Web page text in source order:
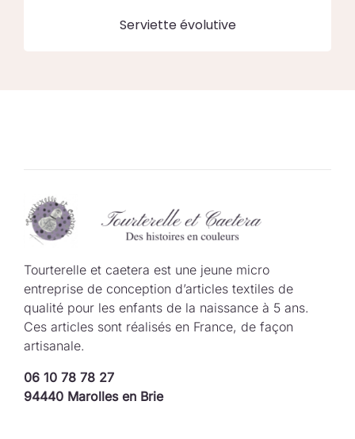
Serviette évolutive
Tourterelle et caetera est une jeune micro
entreprise de conception d’articles textiles de
qualité pour les enfants de la naissance à 5 ans.
Ces articles sont réalisés en France, de façon
artisanale.
06 10 78 78 27
94440 Marolles en Brie